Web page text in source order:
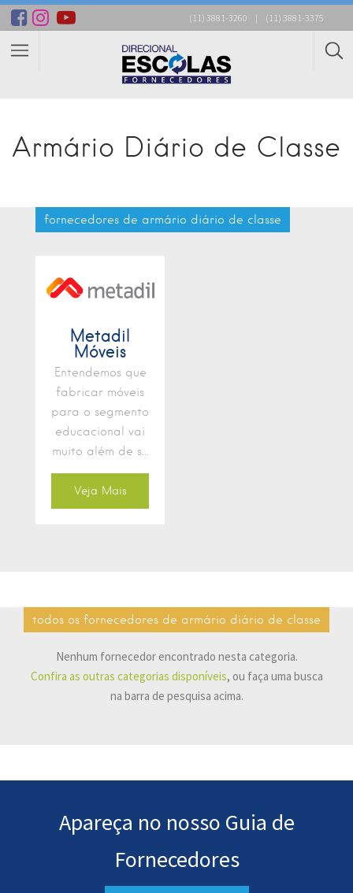
(11) 3881-3260 | (11) 3881-3375
Armário Diário de Classe
fornecedores de armário diário de classe
Metadil
Móveis
Entendemos que
fabricar móveis
para o segmento
educacional vai
muito além de s...
Veja Mais
todos os fornecedores de armário diário de classe
Nenhum fornecedor encontrado nesta categoria.
Confira as outras categorias disponíveis, ou faça uma busca
na barra de pesquisa acima.
Apareça no nosso Guia de
Fornecedores